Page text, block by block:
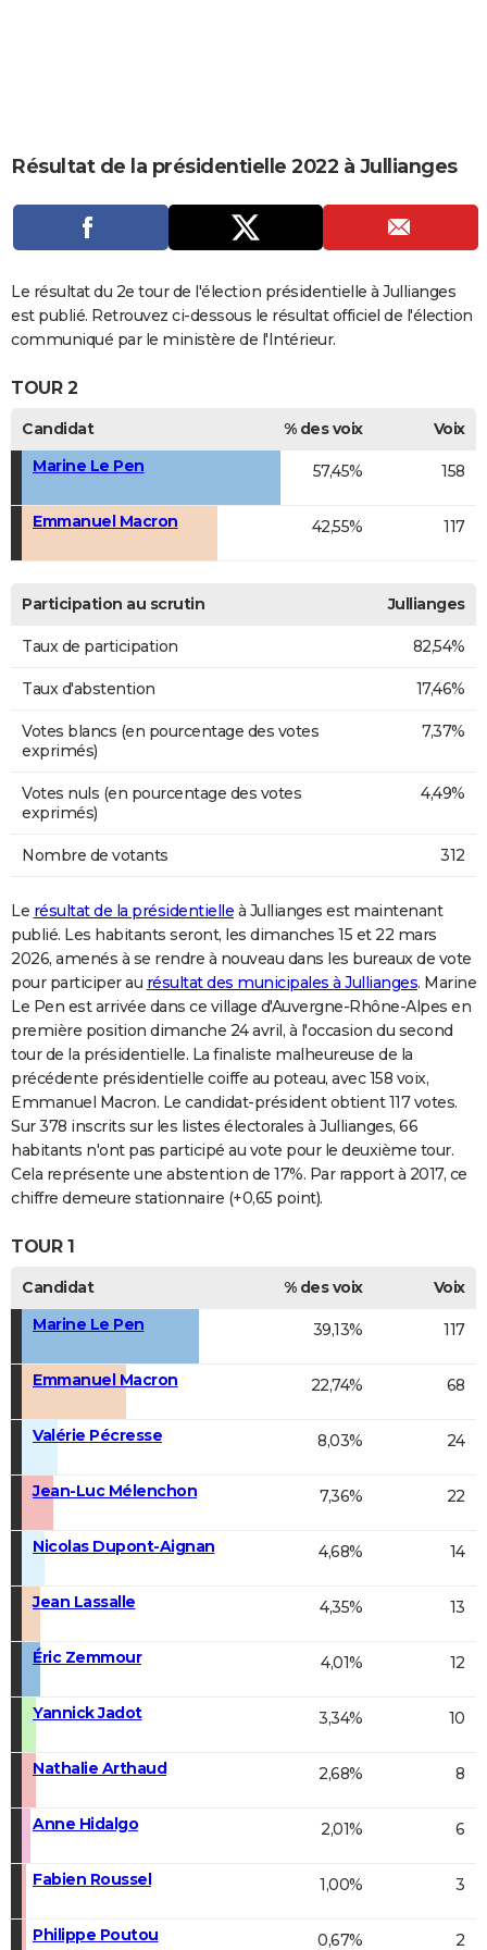
CARTE DE VOEUX
DICTIONNAIRE
Dictionnaire
Biographies
Expressions
Proverbes
PROGRAMME TV
COPAINS D'AVANT
S'inscrire
Se connecter
Lycées
Collèges
Primaires
Universités
Entreprises
Service militaire
Avis de recherche
AVIS DE DÉCÈS
FORUM
Bricolage
Culture
Television
Voyage
Résultat de la présidentielle 2022 à Jullianges
Le résultat du 2e tour de l'élection présidentielle à Jullianges
est publié. Retrouvez ci-dessous le résultat officiel de l'élection
communiqué par le ministère de l'Intérieur.
TOUR 2
Candidat % des voix
Voix
Marine Le Pen
57,45% 158
Emmanuel Macron 42,55% 117
Participation au scrutin Jullianges
Taux de participation 82,54%
Taux d'abstention 17,46%
Votes blancs (en pourcentage des votes
exprimés)
7,37%
Votes nuls (en pourcentage des votes
exprimés)
4,49%
Nombre de votants 312
Le résultat de la présidentielle à Jullianges est maintenant
publié. Les habitants seront, les dimanches 15 et 22 mars
2026, amenés à se rendre à nouveau dans les bureaux de vote
pour participer au résultat des municipales à Jullianges. Marine
Le Pen est arrivée dans ce village d'Auvergne-Rhône-Alpes en
première position dimanche 24 avril, à l'occasion du second
tour de la présidentielle. La finaliste malheureuse de la
précédente présidentielle coiffe au poteau, avec 158 voix,
Emmanuel Macron. Le candidat-président obtient 117 votes.
Sur 378 inscrits sur les listes électorales à Jullianges, 66
habitants n'ont pas participé au vote pour le deuxième tour.
Cela représente une abstention de 17%. Par rapport à 2017, ce
chiffre demeure stationnaire (+0,65 point).
TOUR 1
Candidat % des voix
Voix
Marine Le Pen
39,13% 117
Emmanuel Macron 22,74% 68
Valérie Pécresse 8,03% 24
Jean-Luc Mélenchon 7,36% 22
Nicolas Dupont-Aignan 4,68% 14
Jean Lassalle 4,35% 13
Éric Zemmour 4,01% 12
Yannick Jadot 3,34% 10
Nathalie Arthaud 2,68% 8
Anne Hidalgo 2,01% 6
Fabien Roussel 1,00% 3
Philippe Poutou 0,67% 2